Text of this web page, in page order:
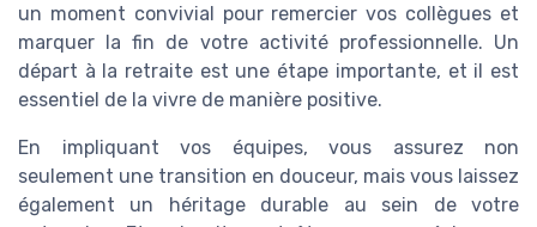
un moment convivial pour remercier vos collègues et
marquer la fin de votre activité professionnelle. Un
départ à la retraite est une étape importante, et il est
essentiel de la vivre de manière positive.
En impliquant vos équipes, vous assurez non
seulement une transition en douceur, mais vous laissez
également un héritage durable au sein de votre